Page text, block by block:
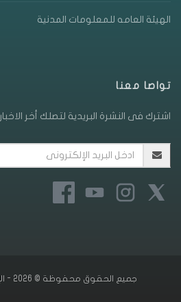
الهيئة العامه للمعلومات المدنية
تواصا معنا
اشترك فى النشرة البريدية لتصلك أخر الاخبار
جميع الحقوق محفوظة © 2026 - الإدارة المركزية للإحصاء